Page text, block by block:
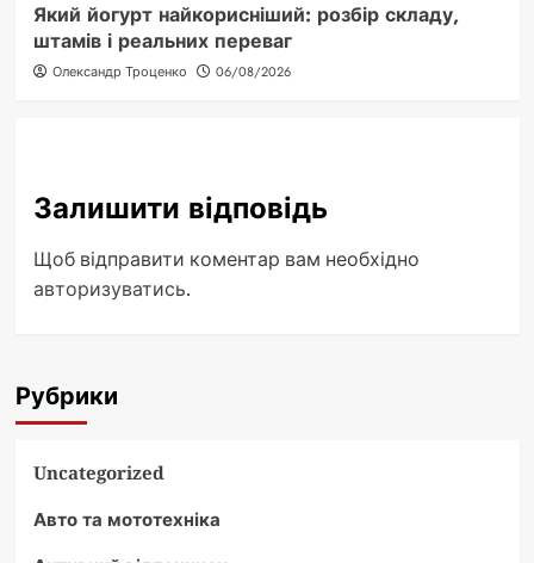
Який йогурт найкорисніший: розбір складу,
штамів і реальних переваг
Олександр Троценко 06/08/2026
Залишити відповідь
Щоб відправити коментар вам необхідно
авторизуватись.
Рубрики
Uncategorized
Авто та мототехніка